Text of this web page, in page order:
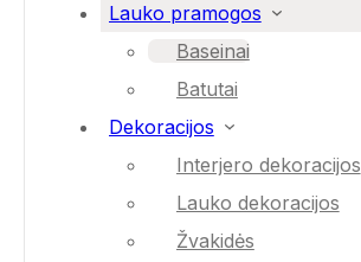
Lauko pramogos
Baseinai
Batutai
Dekoracijos
Interjero dekoracijos
Lauko dekoracijos
Žvakidės